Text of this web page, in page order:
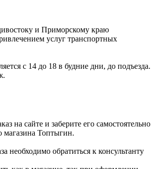
и Приморскому краю
услуг транспортных
с 14 до 18 в будние дни, до подъезда.
на сайте и заберите его самостоятельно
магазина Топтыгин.
необходимо обратиться к консультанту